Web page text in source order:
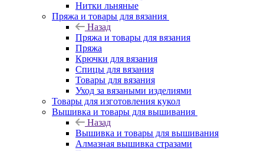
Нитки льняные
Пряжа и товары для вязания
Назад
Пряжа и товары для вязания
Пряжа
Крючки для вязания
Спицы для вязания
Товары для вязания
Уход за вязаными изделиями
Товары для изготовления кукол
Вышивка и товары для вышивания
Назад
Вышивка и товары для вышивания
Алмазная вышивка стразами